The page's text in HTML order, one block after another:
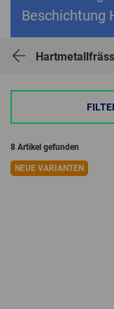
Beschichtung
8 Artikel gefunden
NEUE VARIANTEN